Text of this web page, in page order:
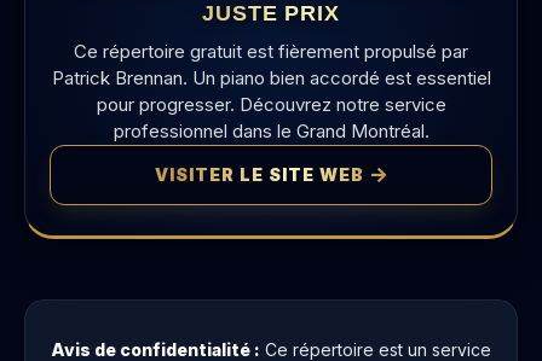
JUSTE PRIX
Ce répertoire gratuit est fièrement propulsé par
Patrick Brennan. Un piano bien accordé est essentiel
pour progresser. Découvrez notre service
professionnel dans le Grand Montréal.
VISITER LE SITE WEB
Avis de confidentialité : Ce répertoire est un service